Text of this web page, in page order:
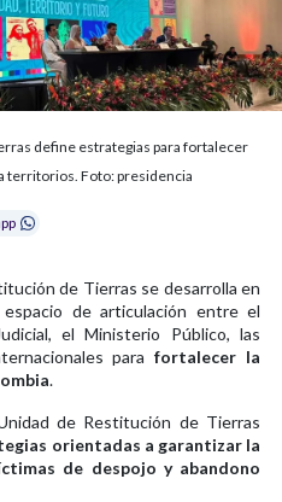
define estrategias para fortalecer
territorios. Foto: presidencia
de Tierras se desarrolla en
de articulación entre el
el Ministerio Público, las
parafortalecer la
.
de Restitución de Tierras
orientadas a garantizar la
de despojo y abandono